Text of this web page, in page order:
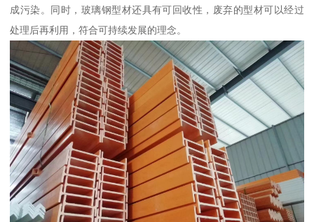
成污染。同时，玻璃钢型材还具有可回收性，废弃的型材可以经过
处理后再利用，符合可持续发展的理念。